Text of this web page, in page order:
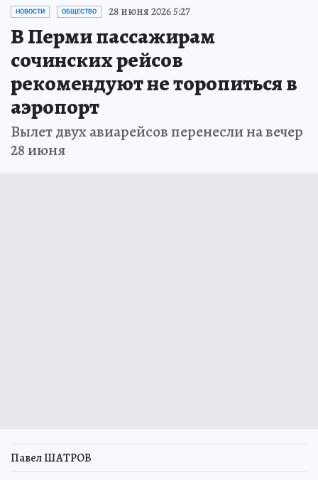
НОВОСТИ ОБЩЕСТВО 28 июня 2026 5:27
В Перми пассажирам
сочинских рейсов
рекомендуют не торопиться в
аэропорт
Вылет двух авиарейсов перенесли на вечер
28 июня
Павел ШАТРОВ